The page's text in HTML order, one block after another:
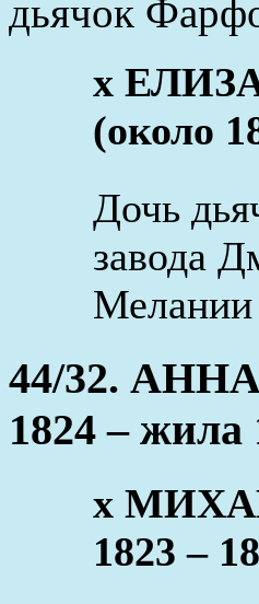
дьячок
x
(около
Дочь
завода
Мелании
44/32.
1824 – жила
x
1823 –